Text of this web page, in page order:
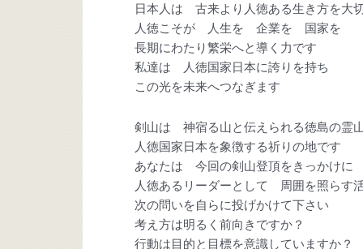
日本人は 古来より人徳ある生き方を大
人徳こそが 人生を 企業を 国家を
長期にわたり繁栄へと導く力です
私達は 人徳国家日本に誇りを持ち
この光を未来へつなぎます
剣山は 神宿る山と伝えられる徳島の霊
人徳国家日本を象徴する祈りの地です
あなたは 今回の剣山登頂をきっかけに
人徳あるリーダーとして 周囲を照らす
次の問いを自らに投げかけて下さい
考え方は明るく前向きですか？
行動は目的と目標を意識していますか？